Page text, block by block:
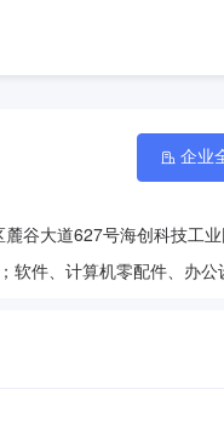
谷大道627号海创科技工
企业